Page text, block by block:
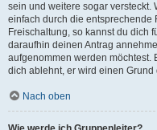
sein und weitere sogar versteckt.
einfach durch die entsprechende
Freischaltung, so kannst du dich
daraufhin deinen Antrag
aufgenommen werden möchtest.
dich ablehnt, er wird einen Grund
Nach oben